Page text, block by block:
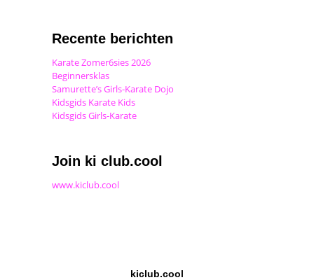
Recente berichten
Karate Zomer6sies 2026
Beginnersklas
Samurette’s Girls-Karate Dojo
Kidsgids Karate Kids
Kidsgids Girls-Karate
Join ki club.cool
www.kiclub.cool
kiclub.cool